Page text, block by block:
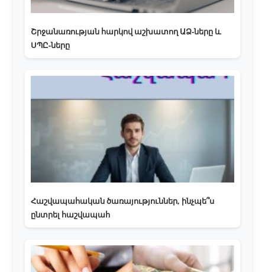
Շրջանառության հարկով աշխատող ԱՁ-ները և
ՍՊԸ-ները
Հաշվապահական ծառայություններ, ինչպե՞ս
ընտրել հաշվապահ